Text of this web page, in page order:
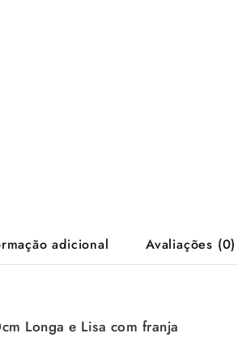
adicional Avaliações (0)
Longa e Lisa com franja